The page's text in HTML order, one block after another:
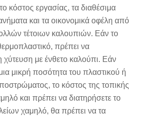
κόστος εργασίας, τα διαθέσιμα
και τα οικονομικά οφέλη από
τέτοιων καλουπιών. Εάν το
πρέπει να
χύτευση με ένθετο καλούπι. Εάν
μικρή ποσότητα του πλαστικού ή
το κόστος της τοπικής
και πρέπει να διατηρήσετε το
χαμηλό, θα πρέπει να τα